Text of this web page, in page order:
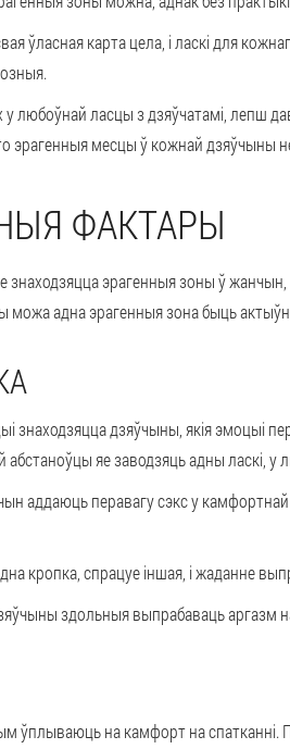
ўласная карта цела, і ласкі для
любоўнай ласцы з дзяўчатамі, лепш
эрагенныя месцы ў кожнай дзяўчыны
ФАКТАРЫ
знаходзяцца эрагенныя зоны ў
можа адна эрагенныя зона быць
знаходзяцца дзяўчыны, якія
яе заводзяць адны ласкі,
аддаюць перавагу сэкс у
кропка, спрацуе іншая, і жаданне
здольныя выпрабаваць аргазм
ўплываюць на камфорт на спатканні.